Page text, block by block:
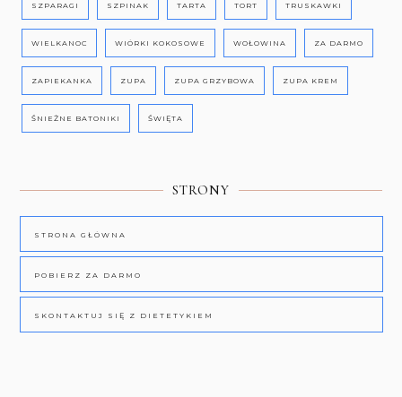
SZPARAGI SZPINAK TARTA TORT TRUSKAWKI
WIELKANOC WIÓRKI KOKOSOWE WOŁOWINA ZA DARMO
ZAPIEKANKA ZUPA ZUPA GRZYBOWA ZUPA KREM
ŚNIEŻNE BATONIKI ŚWIĘTA
STRONY
STRONA GŁÓWNA
POBIERZ ZA DARMO
SKONTAKTUJ SIĘ Z DIETETYKIEM